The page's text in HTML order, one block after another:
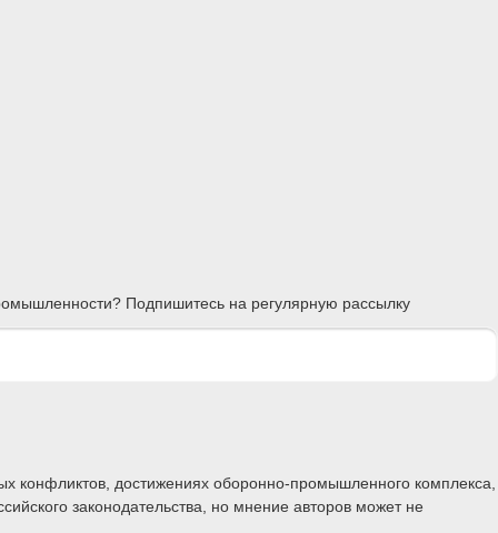
Подпишитесь на регулярную рассылку
конфликтов, достижениях оборонно-промышленного комплекса,
законодательства, но мнение авторов может не